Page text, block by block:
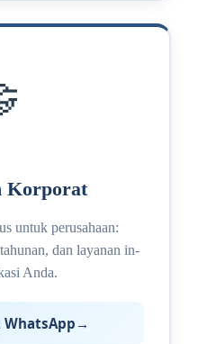
Korporat
untuk perusahaan:
dan layanan in-
Anda.